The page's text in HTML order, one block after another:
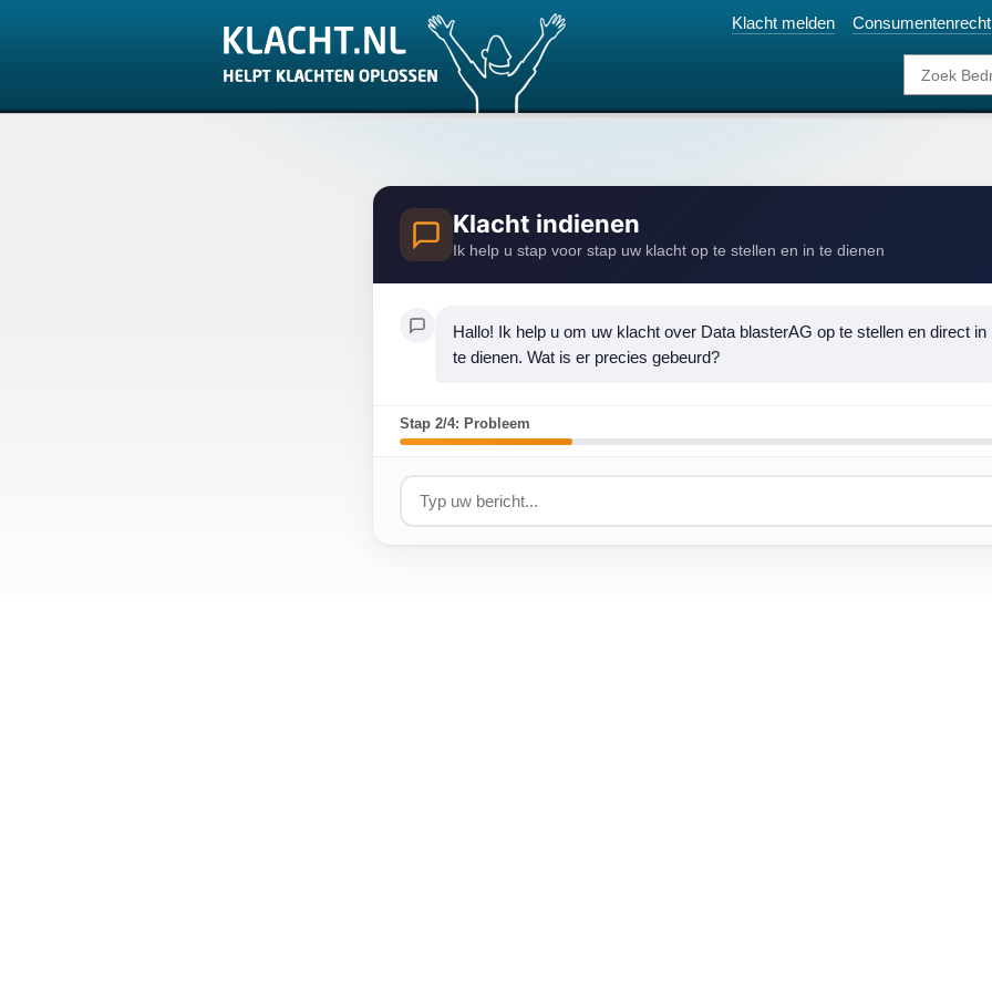
Klacht melden Consumentenrecht
Klacht indienen
Ik help u stap voor stap uw klacht op te stellen en in te dienen
Hallo! Ik help u om uw klacht over Data blasterAG op te stellen en direct in
te dienen. Wat is er precies gebeurd?
Stap 2/4: Probleem